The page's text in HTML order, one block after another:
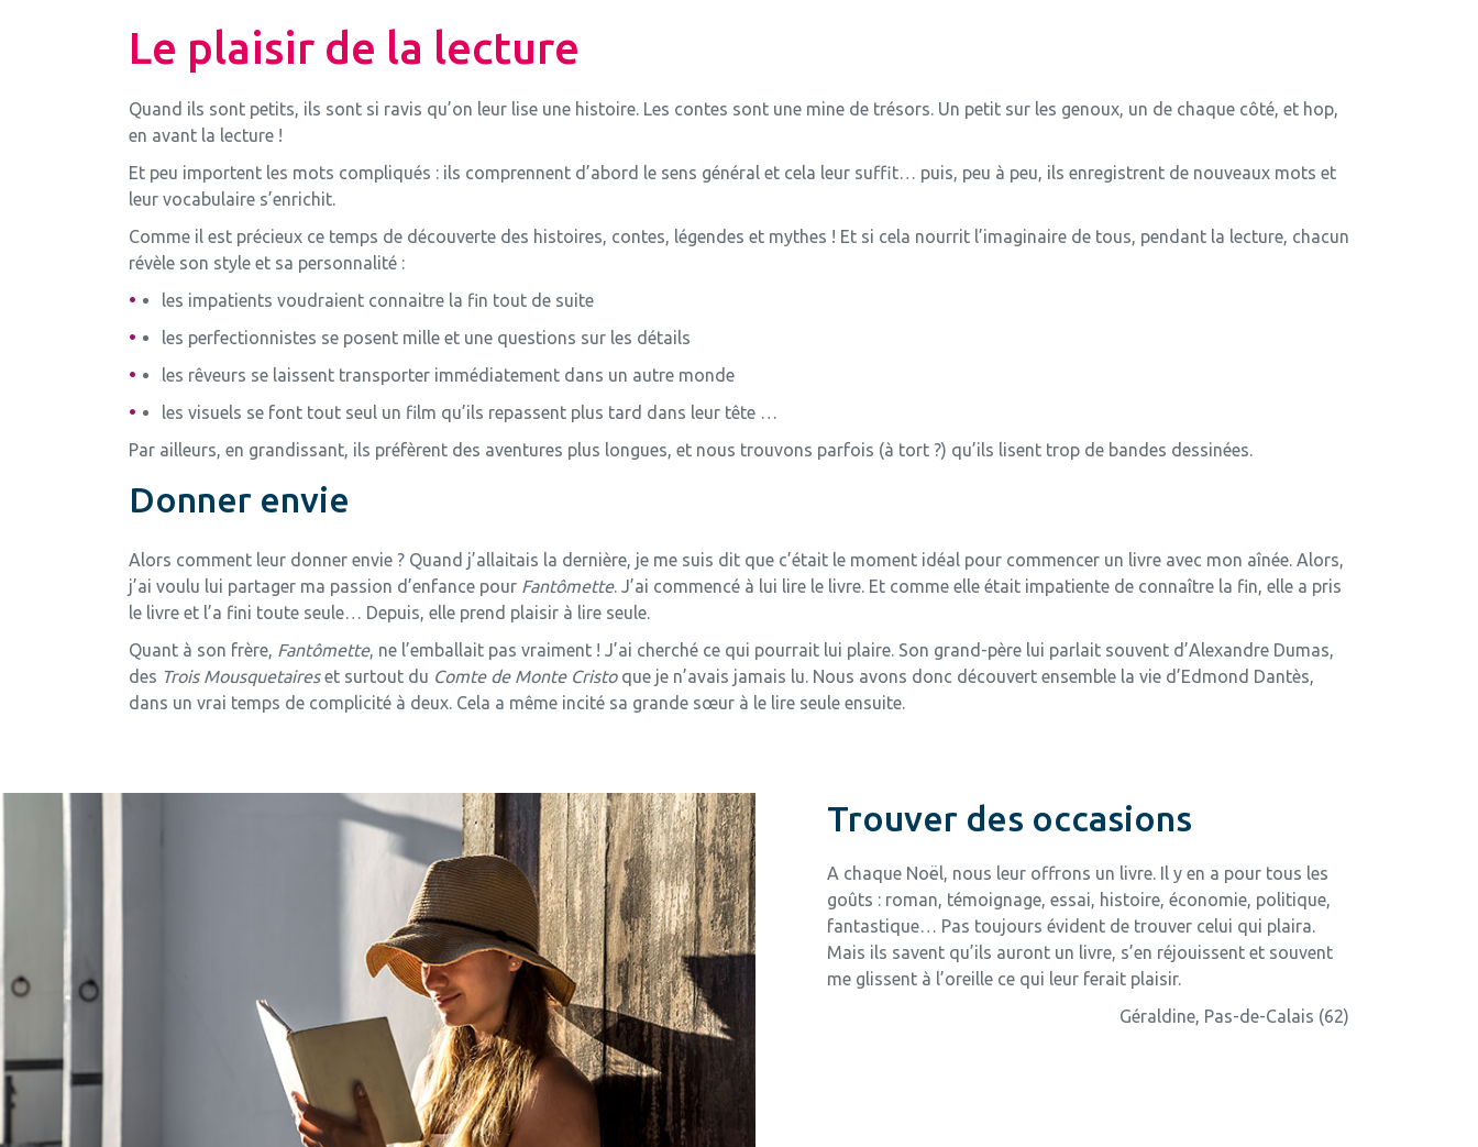
Le plaisir de la lecture
Quand ils sont petits, ils sont si ravis qu’on leur lise une histoire. Les contes sont une mine de trésors. Un petit sur les genoux, un de chaque côté, et hop,
en avant la lecture !
Et peu importent les mots compliqués : ils comprennent d’abord le sens général et cela leur suffit… puis, peu à peu, ils enregistrent de nouveaux mots et
leur vocabulaire s’enrichit.
Comme il est précieux ce temps de découverte des histoires, contes, légendes et mythes ! Et si cela nourrit l’imaginaire de tous, pendant la lecture, chacun
révèle son style et sa personnalité :
les impatients voudraient connaitre la fin tout de suite
les perfectionnistes se posent mille et une questions sur les détails
les rêveurs se laissent transporter immédiatement dans un autre monde
les visuels se font tout seul un film qu’ils repassent plus tard dans leur tête …
Par ailleurs, en grandissant, ils préfèrent des aventures plus longues, et nous trouvons parfois (à tort ?) qu’ils lisent trop de bandes dessinées.
Donner envie
Alors comment leur donner envie ? Quand j’allaitais la dernière, je me suis dit que c’était le moment idéal pour commencer un livre avec mon aînée. Alors,
j’ai voulu lui partager ma passion d’enfance pour Fantômette. J’ai commencé à lui lire le livre. Et comme elle était impatiente de connaître la fin, elle a pris
le livre et l’a fini toute seule… Depuis, elle prend plaisir à lire seule.
Quant à son frère, Fantômette, ne l’emballait pas vraiment ! J’ai cherché ce qui pourrait lui plaire. Son grand-père lui parlait souvent d’Alexandre Dumas,
des Trois Mousquetaireset surtout du Comte de Monte Cristoque je n’avais jamais lu. Nous avons donc découvert ensemble la vie d’Edmond Dantès,
dans un vrai temps de complicité à deux. Cela a même incité sa grande sœur à le lire seule ensuite.
Trouver des occasions
A chaque Noël, nous leur offrons un livre. Il y en a pour tous les
goûts : roman, témoignage, essai, histoire, économie, politique,
fantastique… Pas toujours évident de trouver celui qui plaira.
Mais ils savent qu’ils auront un livre, s’en réjouissent et souvent
me glissent à l’oreille ce qui leur ferait plaisir.
Géraldine, Pas-de-Calais (62)